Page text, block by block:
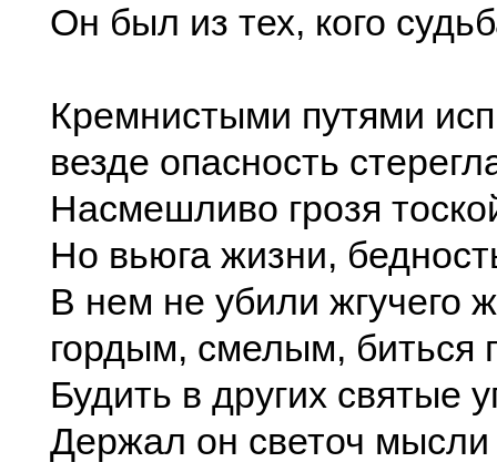
Он был из тех, кого
Кремнистыми путями
везде опасность
Насмешливо грозя
Но вьюга жизни,
В нем не убили жгучего
гордым, смелым, биться
Будить в других святые
Держал он светоч